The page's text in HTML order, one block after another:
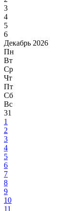
3
4
5
6
Декабрь 2026
Пн
Вт
Ср
Чт
Пт
Сб
Вс
31
1
2
3
4
5
6
7
8
9
10
11